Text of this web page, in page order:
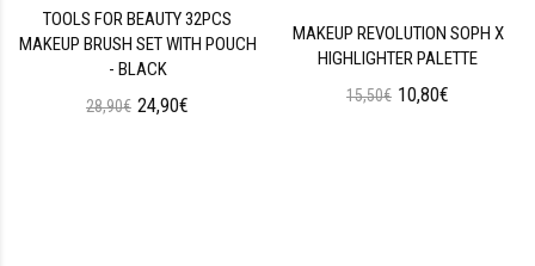
TOOLS FOR BEAUTY 32PCS
MAKEUP BRUSH SET WITH POUCH
- BLACK
28,90€ 24,90€
MAKEUP REVOLUTION SOPH X
HIGHLIGHTER PALETTE
15,50€ 10,80€